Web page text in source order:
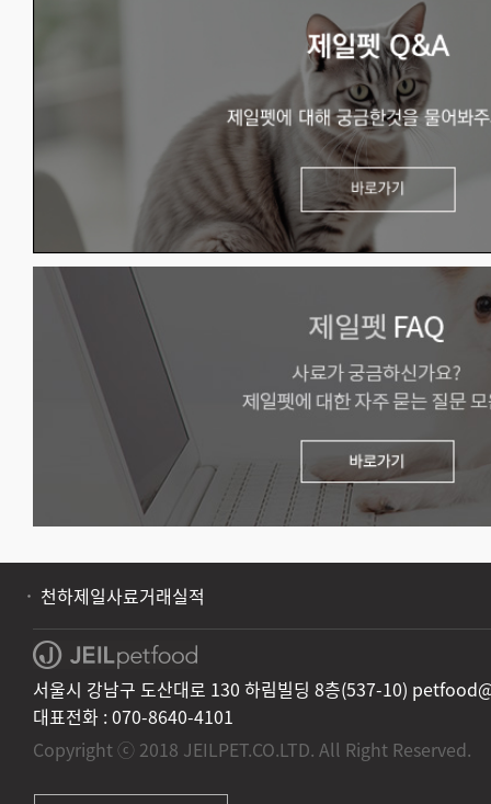
천하제일사료거래실적
서울시 강남구 도산대로 130 하림빌딩 8층(537-10)
대표전화 :070-8640-4101
Copyright ⓒ 2018 JEILPET.CO.LTD. All Right Reserved.